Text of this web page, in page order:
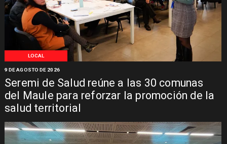
LOCAL
Seremi de Salud reúne a las 30 comunas
del Maule para reforzar la promoción de la
salud territorial
9 DE AGOSTO DE 2026